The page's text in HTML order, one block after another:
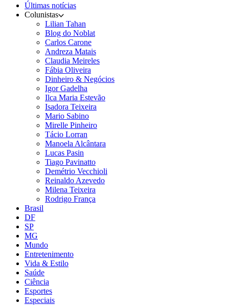
Últimas notícias
Colunistas
Lilian Tahan
Blog do Noblat
Carlos Carone
Andreza Matais
Claudia Meireles
Fábia Oliveira
Dinheiro & Negócios
Igor Gadelha
Ilca Maria Estevão
Isadora Teixeira
Mario Sabino
Mirelle Pinheiro
Tácio Lorran
Manoela Alcântara
Lucas Pasin
Tiago Pavinatto
Demétrio Vecchioli
Reinaldo Azevedo
Milena Teixeira
Rodrigo França
Brasil
DF
SP
MG
Mundo
Entretenimento
Vida & Estilo
Saúde
Ciência
Esportes
Especiais